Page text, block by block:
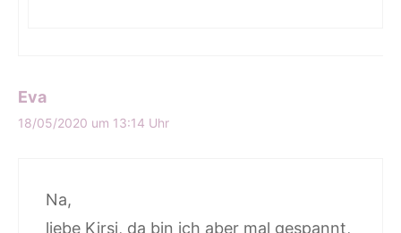
Eva
18/05/2020 um 13:14 Uhr
Na,
liebe Kirsi, da bin ich aber mal gespannt,